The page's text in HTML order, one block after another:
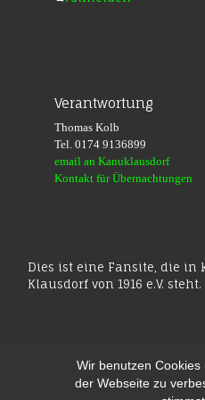
Wir benutzen
der Webseite zu
Verantwortung
Thomas Kolb
Tel. 0174 9136899
email an Kanuklausdorf
Kontakt für Übernachtungen
Dies ist eine Fansite, die in
Klausdorf von 1916 e.V. steht.